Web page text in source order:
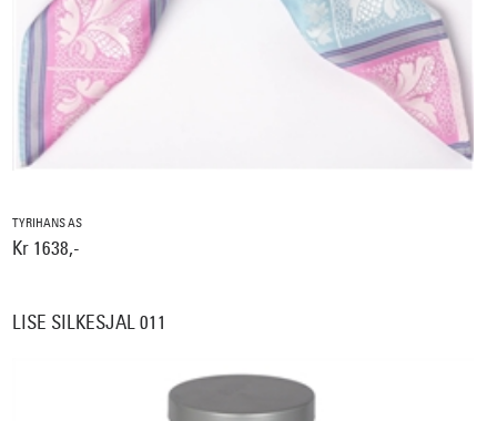
TYRIHANS AS
Kr 1638,-
LISE SILKESJAL 011